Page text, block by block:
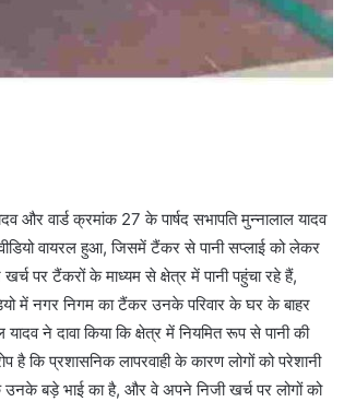
और वार्ड क्रमांक 27 के पार्षद सभापति मुन्नालाल यादव
वायरल हुआ, जिसमें टैंकर से पानी सप्लाई को लेकर
पर टैंकरों के माध्यम से क्षेत्र में पानी पहुंचा रहे हैं,
में नगर निगम का टैंकर उनके परिवार के घर के बाहर
ने दावा किया कि क्षेत्र में नियमित रूप से पानी की
कि प्रशासनिक लापरवाही के कारण लोगों को परेशानी
उनके बड़े भाई का है, और वे अपने निजी खर्च पर लोगों को